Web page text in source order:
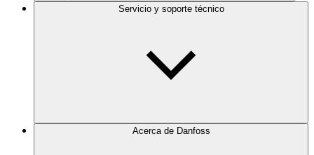
Servicio y soporte técnico
Acerca de Danfoss